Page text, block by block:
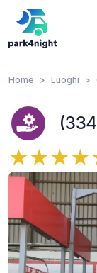
Home Luoghi